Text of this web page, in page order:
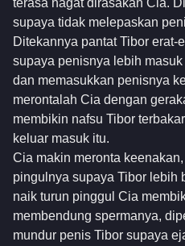
supaya tidak melepaskan
Ditekannya pantat Tibor erat-
supaya penisnya lebih
dan memasukkan penisnya
merontalah Cia dengan
membikin nafsu Tibor
keluar masuk itu.
Cia makin meronta
pingulnya supaya Tibor lebih
naik turun pinggul Cia
membendung spermanya,
mundur penis Tibor supaya